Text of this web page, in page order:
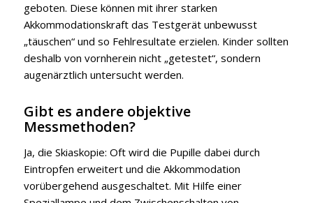
geboten. Diese können mit ihrer starken
Akkommodationskraft das Testgerät unbewusst
„täuschen“ und so Fehlresultate erzielen. Kinder sollten
deshalb von vornherein nicht „getestet“, sondern
augenärztlich untersucht werden.
Gibt es andere objektive
Messmethoden?
Ja, die Skiaskopie: Oft wird die Pupille dabei durch
Eintropfen erweitert und die Akkommodation
vorübergehend ausgeschaltet. Mit Hilfe einer